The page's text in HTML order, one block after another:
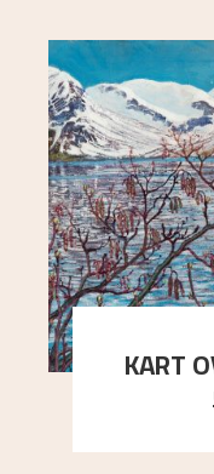
KART
Utforsk